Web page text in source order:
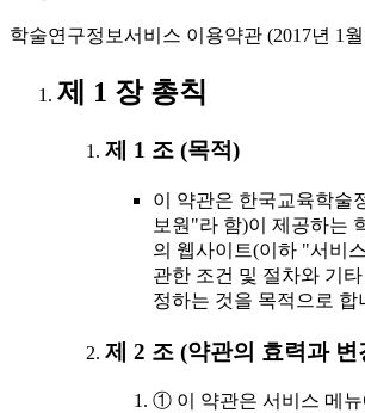
학술연구정보서비스 이용약관 (2017년 1
제 1 장 총칙
제 1 조 (목적)
이 약관은 한국교육학술
보원"라 함)이 제공하는
의 웹사이트(이하 "서비
관한 조건 및 절차와 기
정하는 것을 목적으로 합
제 2 조 (약관의 효력과 변
① 이 약관은 서비스 메